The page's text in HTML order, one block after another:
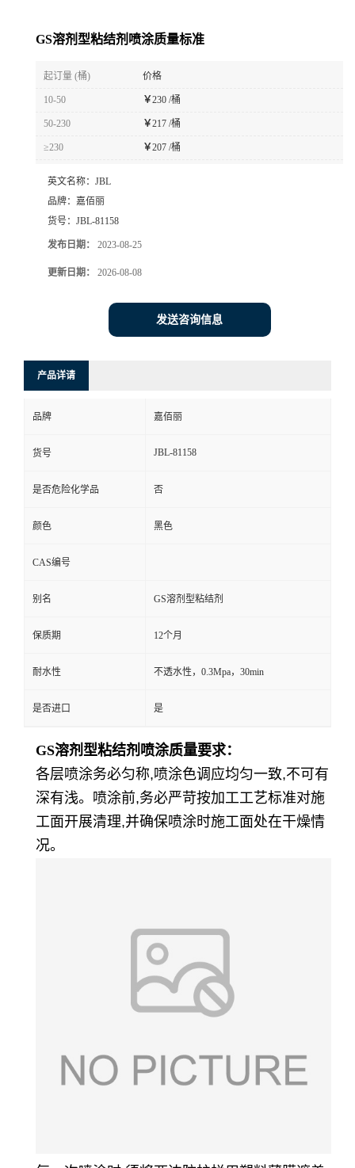
GS溶剂型粘结剂喷涂质量标准
起订量 (桶) 价格
10-50 ￥230 /桶
50-230 ￥217 /桶
≥230 ￥207 /桶
英文名称： JBL
品牌： 嘉佰丽
货号： JBL-81158
发布日期： 2023-08-25
更新日期： 2026-08-08
发送咨询信息
产品详请
品牌 嘉佰丽
货号 JBL-81158
是否危险化学品 否
颜色 黑色
CAS编号
别名 GS溶剂型粘结剂
保质期 12个月
耐水性 不透水性，0.3Mpa，30min
是否进口 是
GS溶剂型粘结剂喷涂质量要求：
各层喷涂务必匀称,喷涂色调应均匀一致,不可有
深有浅。喷涂前,务必严苛按加工工艺标准对施
工面开展清理,并确保喷涂时施工面处在干燥情
况。